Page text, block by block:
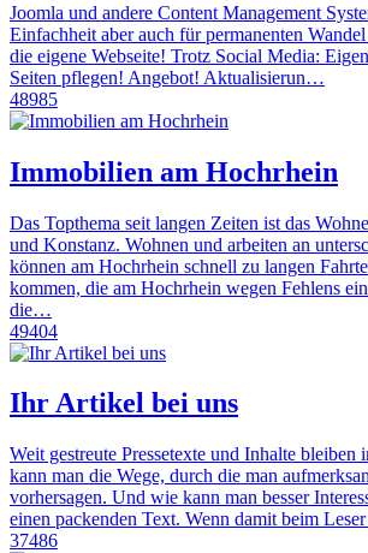
Joomla und andere Content Management
Einfachheit aber auch für permanenten
die eigene Webseite! Trotz Social Media:
Seiten pflegen! Angebot! Aktualisierun…
48985
Immobilien am Hochrhein
Das Topthema seit langen Zeiten ist das
und Konstanz. Wohnen und arbeiten an
können am Hochrhein schnell zu langen
kommen, die am Hochrhein wegen Fehlens
die…
49404
Ihr Artikel bei uns
Weit gestreute Pressetexte und Inhalte bleiben
kann man die Wege, durch die man
vorhersagen. Und wie kann man besser
einen packenden Text. Wenn damit beim
37486